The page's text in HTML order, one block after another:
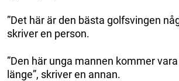
”Det här är den bästa golfsvingen
skriver en person.
”Den här unga mannen kommer
länge”, skriver en annan.